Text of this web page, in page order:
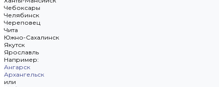
Чебоксары
Челябинск
Череповец
Чита
Южно-Сахалинск
Якутск
Ярославль
Например:
Ангарск
Архангельск
или